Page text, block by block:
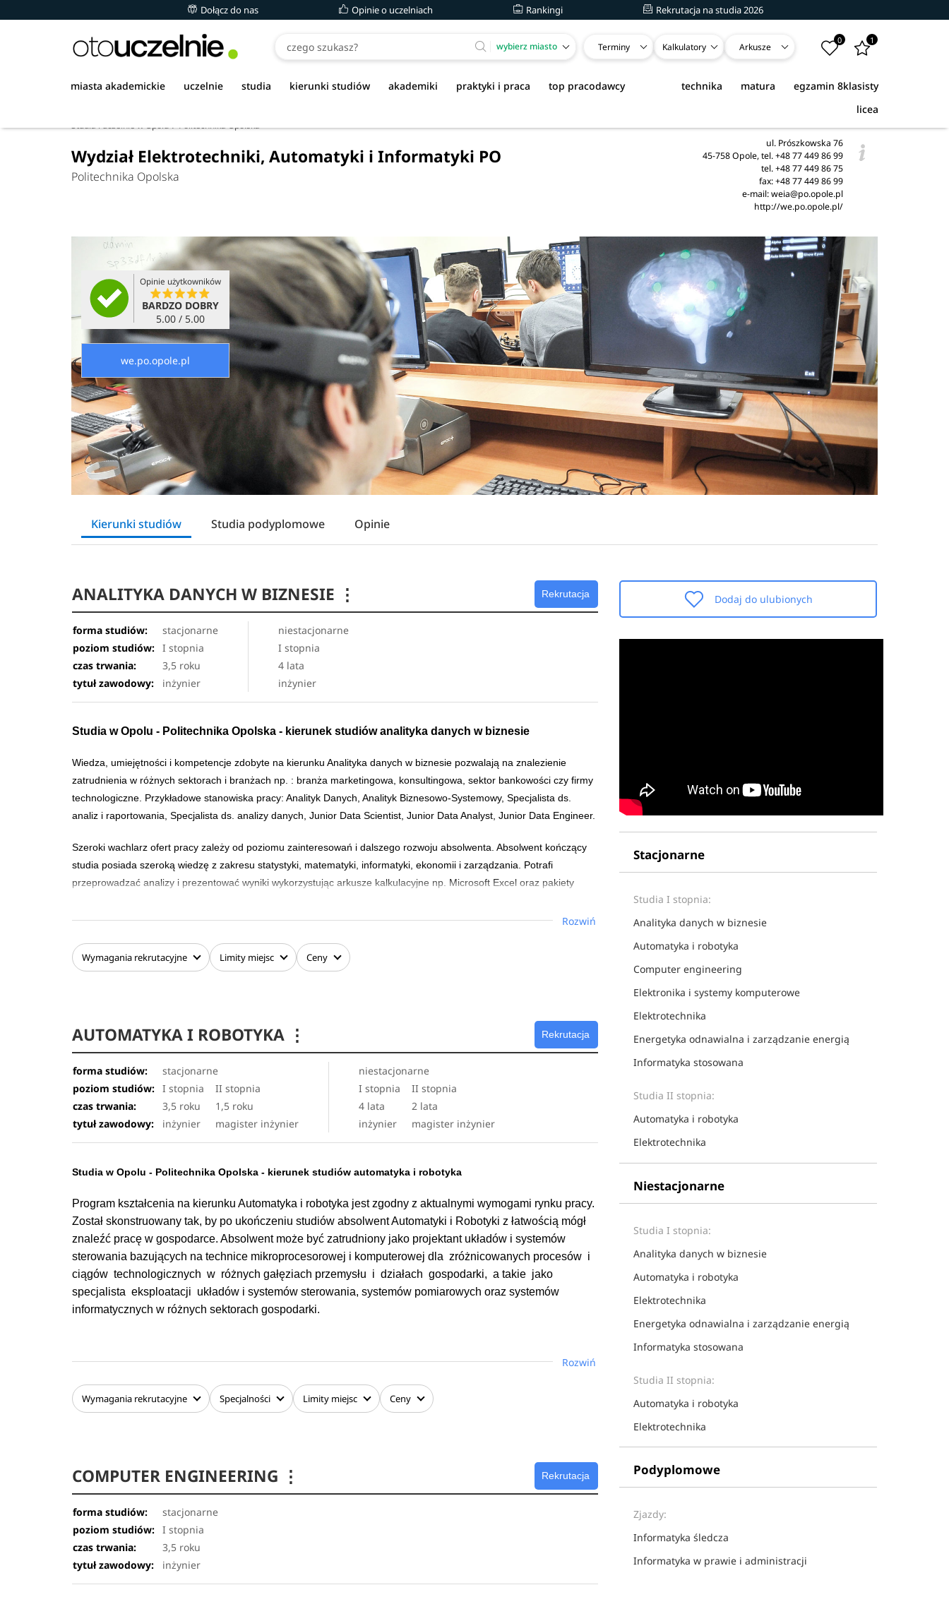
Dołącz do nas Opinie o uczelniach Rankingi Rekrutacja na studia 2026
wybierz miasto Terminy Kalkulatory Arkusze
0 1
miasta akademickie uczelnie studia kierunki studiów akademiki praktyki i praca top pracodawcy egzamin 8klasisty
matura
technika
licea
Studia i uczelnie w Opolu Politechnika Opolska
Wydział Elektrotechniki, Automatyki i Informatyki PO
Politechnika Opolska
ul. Prószkowska 76
45-758 Opole, tel. +48 77 449 86 99
tel. +48 77 449 86 75
fax: +48 77 449 86 99
e-mail: weia@po.opole.pl
http://we.po.opole.pl/
Opinie użytkowników
BARDZO DOBRY
5.00 / 5.00
we.po.opole.pl
Kierunki studiów Studia podyplomowe Opinie
ANALITYKA DANYCH W BIZNESIE ⋮ Rekrutacja
forma studiów: stacjonarne
niestacjonarne
poziom studiów: I stopnia
I stopnia
czas trwania:
3,5 roku
4 lata
tytuł zawodowy:
inżynier inżynier
Studia w Opolu - Politechnika Opolska - kierunek studiów analityka danych w biznesie
Wiedza, umiejętności i kompetencje zdobyte na kierunku Analityka danych w biznesie pozwalają na znalezienie
zatrudnienia w różnych sektorach i branżach np. : branża marketingowa, konsultingowa, sektor bankowości czy firmy
technologiczne. Przykładowe stanowiska pracy: Analityk Danych, Analityk Biznesowo-Systemowy, Specjalista ds.
analiz i raportowania, Specjalista ds. analizy danych, Junior Data Scientist, Junior Data Analyst, Junior Data Engineer.
Szeroki wachlarz ofert pracy zależy od poziomu zainteresowań i dalszego rozwoju absolwenta. Absolwent kończący
studia posiada szeroką wiedzę z zakresu statystyki, matematyki, informatyki, ekonomii i zarządzania. Potrafi
przeprowadzać analizy i prezentować wyniki wykorzystując arkusze kalkulacyjne np. Microsoft Excel oraz pakiety
związane ze zbieraniem, gromadzeniem, przetwarzaniem, analizą danych. Absolwent potrafi pracować z relacyjnymi i
nierelacyjnymi bazami danych. Dodatkowym atutem jest także umiejętność wykorzystania narzędzi sztucznej
interpersonalnymi. Potrafi pracować w zespole, wykorzystując swoje umiejętności analityczne do rozwiązywania
problemów biznesowych. Potrafi wyjaśniać wyniki analiz danych i przedstawiać je w sposób zrozumiały dla odbiorców
biznesowych.
Rozwiń
Wymagania rekrutacyjne Limity miejsc Ceny
AUTOMATYKA I ROBOTYKA ⋮ Rekrutacja
forma studiów: stacjonarne
niestacjonarne
poziom studiów: I stopnia II stopnia I stopnia
II stopnia
czas trwania:
3,5 roku 1,5 roku 4 lata
2 lata
tytuł zawodowy:
inżynier magister inżynier inżynier magister inżynier
Studia w Opolu - Politechnika Opolska - kierunek studiów automatyka i robotyka
Program kształcenia na kierunku Automatyka i robotyka jest zgodny z aktualnymi wymogami rynku pracy.
Został skonstruowany tak, by po ukończeniu studiów absolwent Automatyki i Robotyki z łatwością mógł
znaleźć pracę w gospodarce. Absolwent może być zatrudniony jako projektant układów i systemów
sterowania bazujących na technice mikroprocesorowej i komputerowej dla zróżnicowanych procesów i
ciągów technologicznych w różnych gałęziach przemysłu i działach gospodarki, a takie jako
specjalista eksploatacji układów i systemów sterowania, systemów pomiarowych oraz systemów
informatycznych w różnych sektorach gospodarki.
program kształcenia pozwala studentowi zapoznać się z elementami ekonomii, zarządzania, socjologii i
projektowych oraz pośrednio wpływają na efektywność realizacji prac naukowo-badawczych.
Rozwiń
Wymagania rekrutacyjne Specjalności Limity miejsc Ceny
COMPUTER ENGINEERING ⋮ Rekrutacja
forma studiów:
stacjonarne
poziom studiów: I stopnia
czas trwania:
3,5 roku
tytuł zawodowy:
inżynier
Dodaj do ulubionych
Stacjonarne
Studia I stopnia:
Analityka danych w biznesie
Automatyka i robotyka
Computer engineering
Elektronika i systemy komputerowe
Elektrotechnika
Energetyka odnawialna i zarządzanie energią
Informatyka stosowana
Studia II stopnia:
Automatyka i robotyka
Elektrotechnika
Niestacjonarne
Studia I stopnia:
Analityka danych w biznesie
Automatyka i robotyka
Elektrotechnika
Energetyka odnawialna i zarządzanie energią
Informatyka stosowana
Studia II stopnia:
Automatyka i robotyka
Elektrotechnika
Podyplomowe
Zjazdy:
Informatyka śledcza
Informatyka w prawie i administracji